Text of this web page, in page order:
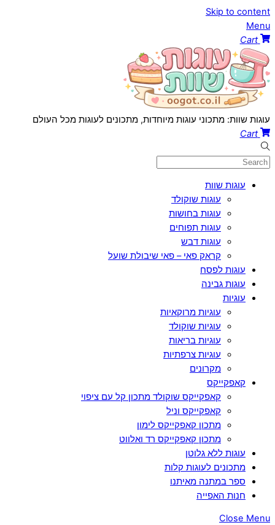
Skip to content
Menu
Cart
עוגות שוות: מתכוני עוגות מיוחדות, מתכונים לעוגות מכל העולם
Cart
עוגות שוות
עוגות שוקולד
עוגות בחושות
עוגות תפוחים
עוגות דבש
קראק פאי – פאי שיבולת שועל
עוגות לפסח
עוגות גבינה
עוגיות
עוגיות מרוקאיות
עוגיות שוקולד
עוגיות בריאות
עוגיות צרפתיות
מקרונים
קאפקייקס
קאפקייקס שוקולד מתכון קל עם ציפוי
קאפקייקס וניל
מתכון קאפקייקס לימון
מתכון קאפקייקס רד ואלווט
עוגות ללא גלוטן
מתכונים לעוגות קלות
ספר במתנה מאיתנו
חנות האפייה
Close Menu